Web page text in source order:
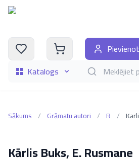
Katalogs Meklēt
Sākums / Grāmatu autori / R /
Kārlis Buks, E. Rusmane